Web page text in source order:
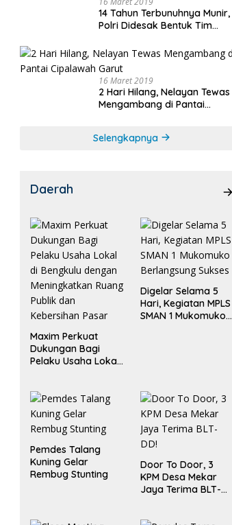
14 Tahun Terbunuhnya Munir,
Polri Didesak Bentuk Tim
16 Maret 2019
2 Hari Hilang, Nelayan Tewas
Mengambang di Pantai
Selengkapnya
Daerah
Maxim Perkuat
Dukungan Bagi
Pelaku Usaha Lokal
Ruang Publik dan
Kebersihan Pasar
Digelar Selama 5
Hari, Kegiatan MPLS
SMAN 1 Mukomuko
Pemdes Talang
Kuning Gelar
Rembug Stunting
Door To Door, 3
KPM Desa Mekar
Jaya Terima BLT-